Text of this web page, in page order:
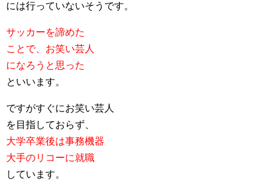
には行っていないそうです。
サッカーを諦めた
ことで、お笑い芸人
になろうと思った
といいます。
ですがすぐにお笑い芸人
を目指しておらず、
大学卒業後は事務機器
大手のリコーに就職
しています。